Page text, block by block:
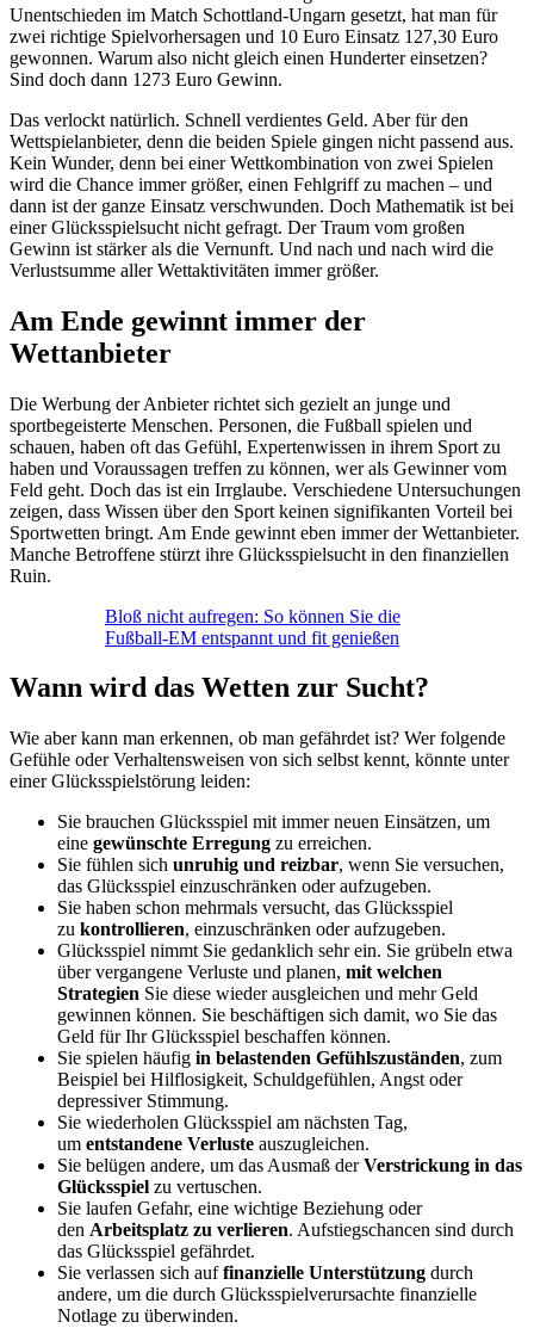
Unentschieden im Match Schottland-Ungarn gesetzt, hat man für
zwei richtige Spielvorhersagen und 10 Euro Einsatz 127,30 Euro
gewonnen. Warum also nicht gleich einen Hunderter einsetzen?
Sind doch dann 1273 Euro Gewinn.
Das verlockt natürlich. Schnell verdientes Geld. Aber für den
Wettspielanbieter, denn die beiden Spiele gingen nicht passend aus.
Kein Wunder, denn bei einer Wettkombination von zwei Spielen
wird die Chance immer größer, einen Fehlgriff zu machen – und
dann ist der ganze Einsatz verschwunden. Doch Mathematik ist bei
einer Glücksspielsucht nicht gefragt. Der Traum vom großen
Gewinn ist stärker als die Vernunft. Und nach und nach wird die
Verlustsumme aller Wettaktivitäten immer größer.
Am Ende gewinnt immer der
Wettanbieter
Die Werbung der Anbieter richtet sich gezielt an junge und
sportbegeisterte Menschen. Personen, die Fußball spielen und
schauen, haben oft das Gefühl, Expertenwissen in ihrem Sport zu
haben und Voraussagen treffen zu können, wer als Gewinner vom
Feld geht. Doch das ist ein Irrglaube. Verschiedene Untersuchungen
zeigen, dass Wissen über den Sport keinen signifikanten Vorteil bei
Sportwetten bringt. Am Ende gewinnt eben immer der Wettanbieter.
Manche Betroffene stürzt ihre Glücksspielsucht in den finanziellen
Ruin.
Bloß nicht aufregen: So können Sie die
Fußball-EM entspannt und fit genießen
Wann wird das Wetten zur Sucht?
Wie aber kann man erkennen, ob man gefährdet ist? Wer folgende
Gefühle oder Verhaltensweisen von sich selbst kennt, könnte unter
einer Glücksspielstörung leiden:
Sie brauchen Glücksspiel mit immer neuen Einsätzen, um
eine gewünschte Erregung zu erreichen.
Sie fühlen sich unruhig und reizbar, wenn Sie versuchen,
das Glücksspiel einzuschränken oder aufzugeben.
Sie haben schon mehrmals versucht, das Glücksspiel
zu kontrollieren, einzuschränken oder aufzugeben.
Glücksspiel nimmt Sie gedanklich sehr ein. Sie grübeln etwa
über vergangene Verluste und planen, mit welchen
Strategien Sie diese wieder ausgleichen und mehr Geld
gewinnen können. Sie beschäftigen sich damit, wo Sie das
Geld für Ihr Glücksspiel beschaffen können.
Sie spielen häufig in belastenden Gefühlszuständen, zum
Beispiel bei Hilflosigkeit, Schuldgefühlen, Angst oder
depressiver Stimmung.
Sie wiederholen Glücksspiel am nächsten Tag,
um entstandene Verluste auszugleichen.
Sie belügen andere, um das Ausmaß derVerstrickung in das
Glücksspiel zu vertuschen.
Sie laufen Gefahr, eine wichtige Beziehung oder
den Arbeitsplatz zu verlieren. Aufstiegschancen sind durch
das Glücksspiel gefährdet.
Sie verlassen sich auffinanzielle Unterstützung durch
andere, um die durch Glücksspielverursachte finanzielle
Notlage zu überwinden.